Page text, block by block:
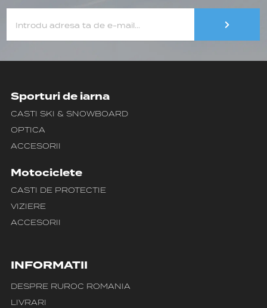
Sporturi de iarna
CASTI SKI & SNOWBOARD
OPTICA
ACCESORII
Motociclete
CASTI DE PROTECTIE
VIZIERE
ACCESORII
INFORMATII
DESPRE RUROC ROMANIA
LIVRARI